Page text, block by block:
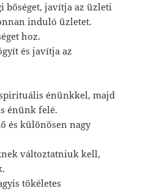
bőséget, javítja az üzleti
induló üzletet.
hoz.
és javítja az
spirituális énünkkel, majd
énünk felé.
és különösen nagy
változtatniuk kell,
tökéletes